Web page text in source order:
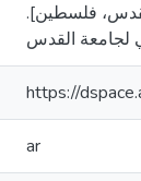
القدس، فلسطين].
https://
ar